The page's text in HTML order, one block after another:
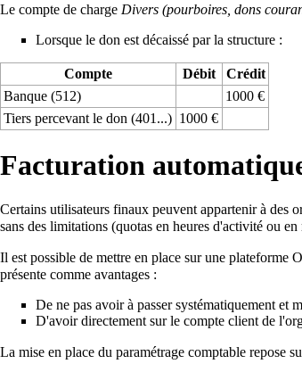
Le compte de charge Divers (pourboires, dons
Lorsque le don est décaissé par la structure :
Compte Débit
Crédit
Banque (512)
1000 €
Tiers percevant le don (401...) 1000 €
Facturation
Certains utilisateurs finaux peuvent appartenir à des
sans des limitations (quotas en heures d'activité ou en
Il est possible de mettre en place sur une plateforme
présente comme avantages :
De ne pas avoir à passer systématiquement et
D'avoir directement sur le compte client de
La mise en place du paramétrage comptable repose